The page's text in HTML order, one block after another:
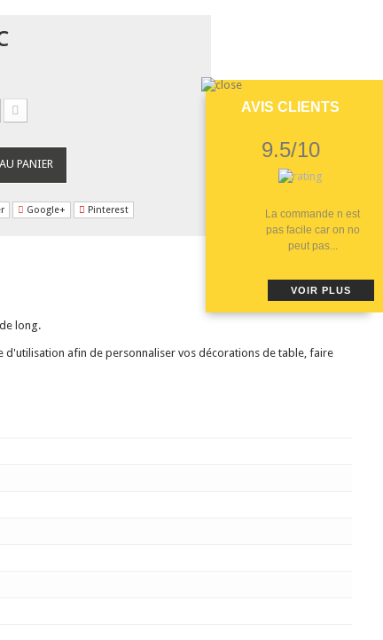
PANIER
Google+ Pinterest
long.
afin de personnaliser vos décorations de table, faire
AVIS CLIENTS
9.5/10
La commande n est
pas facile car on no
peut pas...
VOIR PLUS